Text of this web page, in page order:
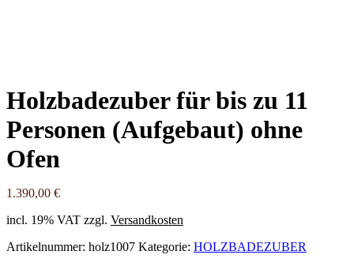
Holzbadezuber für bis zu 11
Personen (Aufgebaut) ohne
Ofen
1.390,00 €
incl. 19% VAT zzgl. Versandkosten
Artikelnummer: holz1007 Kategorie: HOLZBADEZUBER